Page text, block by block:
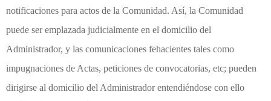
notificaciones para actos de la Comunidad. Así, la Comunidad
puede ser emplazada judicialmente en el domicilio del
Administrador, y las comunicaciones fehacientes tales como
impugnaciones de Actas, peticiones de convocatorias, etc; pueden
dirigirse al domicilio del Administrador entendiéndose con ello